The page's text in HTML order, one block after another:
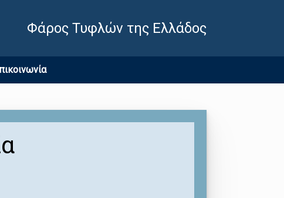
Φάρος Τυφλών της Ελλάδος